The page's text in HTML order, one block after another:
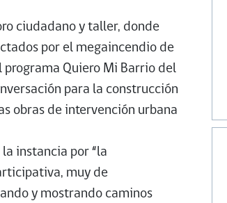
ciudadano y taller, donde
por el megaincendio de
Quiero Mi Barrio del
para la construcción
obras de intervención urbana
instancia por “la
muy de
y mostrando caminos